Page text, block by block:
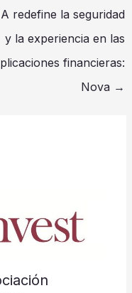
redefine la seguridad
y la experiencia en las
financieras:
Nova →